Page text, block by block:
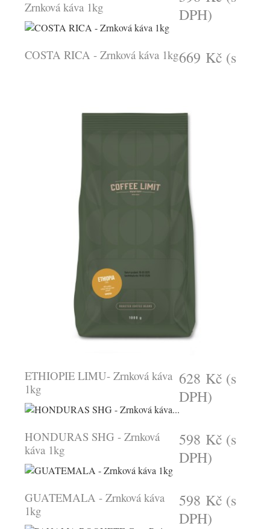
Zrnková káva 1kg
DPH)
COSTA RICA - Zrnková káva 1kg669 Kč (s
ETHIOPIE LIMU- Zrnková káva
1kg
628 Kč (s
DPH)
HONDURAS SHG - Zrnková
káva 1kg
598 Kč (s
DPH)
GUATEMALA - Zrnková káva
1kg
598 Kč (s
DPH)